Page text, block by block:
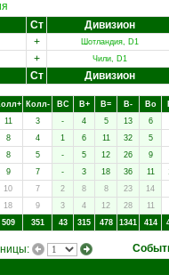
Ст Дивизион
+
Шотландия, D1
+ Чили, D1
Ст Дивизион
Колл- ВC В+ В= В- Вo
11 3 - 4 5 13
6
8 4 1 6 11 32
5
8 5 - 5 12 26
9
9 7 - 3 18 36 11
10 7 2 8 8 23
14
18 9 3 4 12 28
11
509 351 43 315 478 1341 414